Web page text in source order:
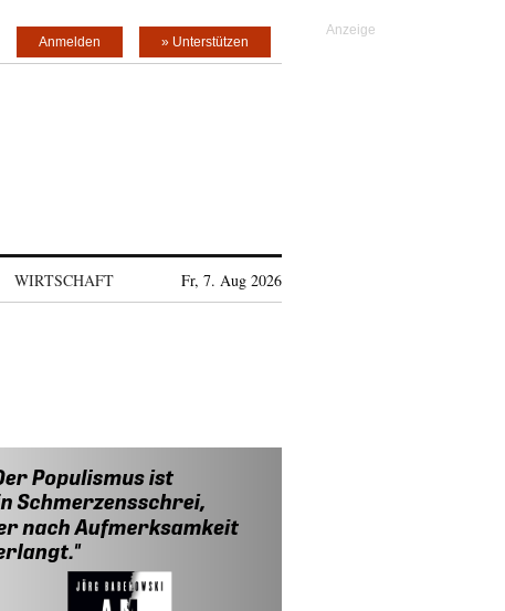
» Unterstützen
Anmelden
WIRTSCHAFT Fr, 7. Aug 2026